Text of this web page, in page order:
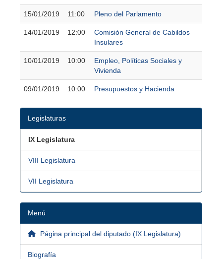
15/01/2019 11:00 Pleno del Parlamento
14/01/2019 12:00
Comisión General de Cabildos
Insulares
10/01/2019 10:00
Empleo, Políticas Sociales y
Vivienda
09/01/2019 10:00 Presupuestos y Hacienda
Legislaturas
IX Legislatura
VIII Legislatura
VII Legislatura
Menú
Página principal del diputado (IX Legislatura)
Biografía